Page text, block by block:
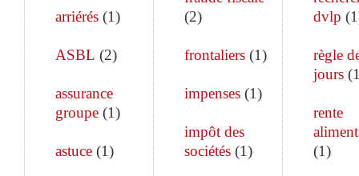
arriérés (1)
ASBL (2)
assurance
groupe (1)
astuce (1)
(2)
frontaliers(1)
impenses(1)
impôt des
sociétés(1)
dvlp (1
règle
jours(
rente
(1)